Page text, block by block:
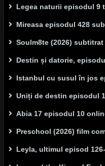
Legea naturii episodul 9
Mireasa episodul 428
Soulm8te (2026) subtitrat
Destin și datorie,
Istanbul cu susul în jos
Uniți de destin episodul
Abia 17 episodul 10
Preschool (2026) film
Leyla, ultimul episod